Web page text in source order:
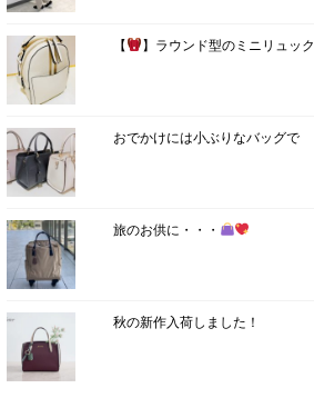
【 】ラウンド型のミニリュック
おでかけには小ぶりなバッグで
旅のお供に・・・
秋の新作入荷しました！